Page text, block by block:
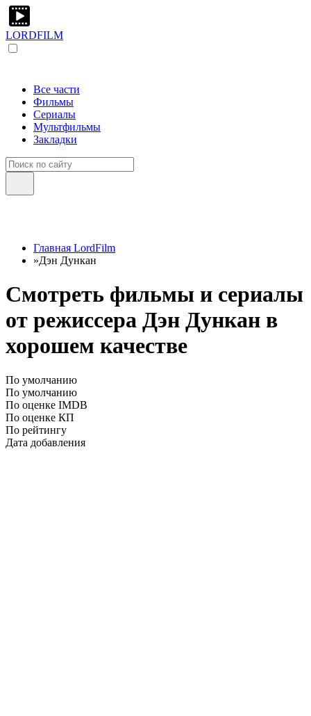
LORDFILM
Все части
Фильмы
Сериалы
Мультфильмы
Закладки
Главная LordFilm
»Дэн Дункан
Смотреть фильмы и сериалы
от режиссера Дэн Дункан в
хорошем качестве
По умолчанию
По умолчанию
По оценке IMDB
По оценке КП
По рейтингу
Дата добавления